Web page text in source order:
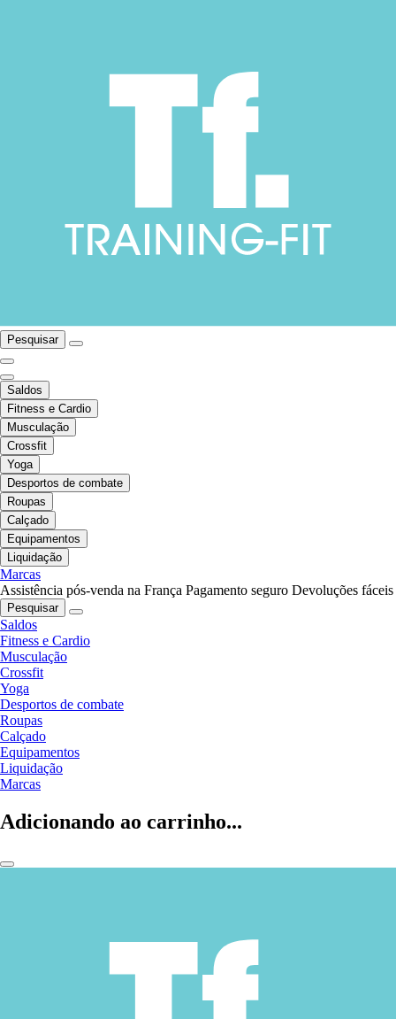
Pesquisar
Saldos
Fitness e Cardio
Musculação
Crossfit
Yoga
Desportos de combate
Roupas
Calçado
Equipamentos
Liquidação
Marcas
Assistência pós-venda na França Pagamento seguro Devoluções fáceis
Pesquisar
Saldos
Fitness e Cardio
Musculação
Crossfit
Yoga
Desportos de combate
Roupas
Calçado
Equipamentos
Liquidação
Marcas
Adicionando ao carrinho...